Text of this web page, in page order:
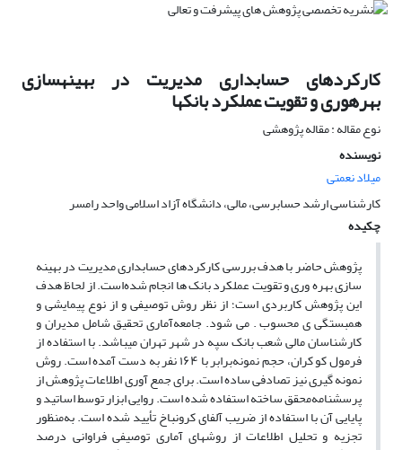
کارکردهای حسابداری مدیریت در بهینهسازی
بهرهوری و تقویت عملکرد بانکها
نوع مقاله : مقاله پژوهشی
نویسنده
میلاد نعمتی
کارشناسی ارشد حسابرسی، مالی، دانشگاه آزاد اسلامی واحد رامسر
چکیده
پژوهش حاضر با هدف بررسی کارکردهای حسابداری مدیریت در بهینه
سازی بهره وری و تقویت عملکرد بانک ها انجام شدهاست. از لحاظ هدف
این پژوهش کاربردی است؛ از نظر روش توصیفی و از نوع پیمایشی و
همبستگی ی محسوب . می شود. جامعهآماری تحقیق شامل مدیران و
کارشناسان مالی شعب بانک سپه در شهر تهران میباشد. با استفاده از
فرمول کو کران، حجم نمونه برابر با ۱۶۴ نفر به دست آمده است. روش
نمونه گیری نیز تصادفی ساده است. برای جمع آوری اطلاعات پژوهش از
پرسشنامهمحقق ساخته استفاده شده است. روایی ابزار توسط اساتید و
پایایی آن با استفاده از ضریب آلفای کرونباخ تأیید شده است. بهمنظور
تجزیه و تحلیل اطلاعات از روشهای آماری توصیفی فراوانی درصد